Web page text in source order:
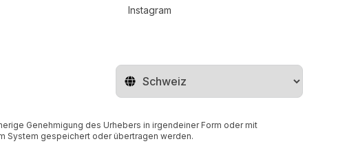
Region ändern
Instagram
Genehmigung des Urhebers in irgendeiner Form oder mit
System gespeichert oder übertragen werden.